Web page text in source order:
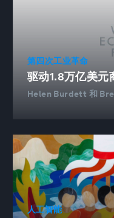
第四次工业革命
驱动1.8万亿美元
Helen Burdett 和
人工智能